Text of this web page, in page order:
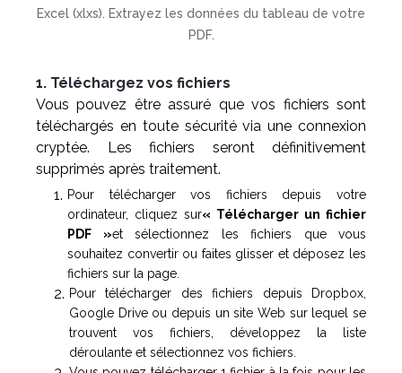
Excel (xlxs). Extrayez les données du tableau de votre
PDF.
1. Téléchargez vos fichiers
Vous pouvez être assuré que vos fichiers sont
téléchargés en toute sécurité via une connexion
cryptée. Les fichiers seront définitivement
supprimés après traitement.
Pour télécharger vos fichiers depuis votre
ordinateur, cliquez sur« Télécharger un fichier
PDF »et sélectionnez les fichiers que vous
souhaitez convertir ou faites glisser et déposez les
fichiers sur la page.
Pour télécharger des fichiers depuis Dropbox,
Google Drive ou depuis un site Web sur lequel se
trouvent vos fichiers, développez la liste
déroulante et sélectionnez vos fichiers.